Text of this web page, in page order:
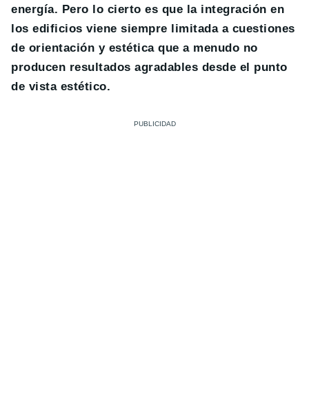
energía. Pero lo cierto es que la integración en
los edificios viene siempre limitada a cuestiones
de orientación y estética que a menudo no
producen resultados agradables desde el punto
de vista estético.